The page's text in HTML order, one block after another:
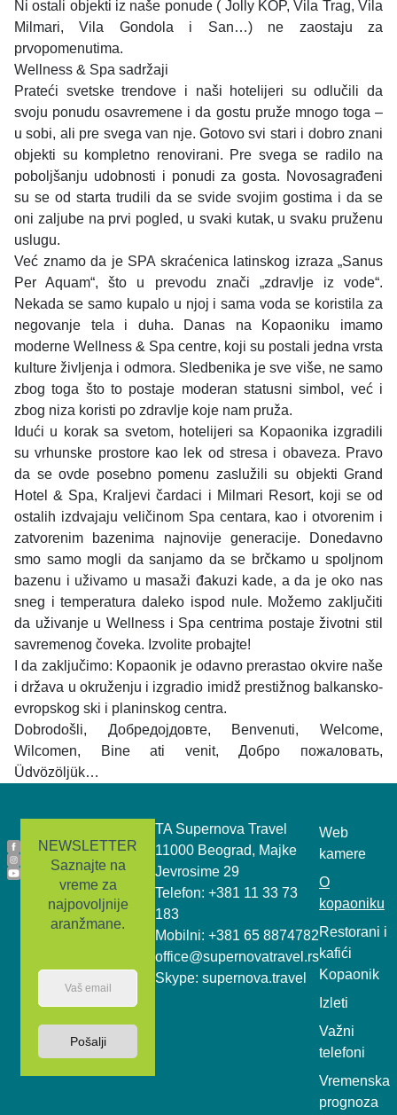
Ni ostali objekti iz naše ponude ( Jolly KOP, Vila Trag, Vila
Milmari, Vila Gondola i San…) ne zaostaju za
prvopomenutima.
Wellness & Spa sadržaji
Prateći svetske trendove i naši hotelijeri su odlučili da
svoju ponudu osavremene i da gostu pruže mnogo toga –
u sobi, ali pre svega van nje. Gotovo svi stari i dobro znani
objekti su kompletno renovirani. Pre svega se radilo na
poboljšanju udobnosti i ponudi za gosta. Novosagrađeni
su se od starta trudili da se svide svojim gostima i da se
oni zaljube na prvi pogled, u svaki kutak, u svaku pruženu
uslugu.
Već znamo da je SPA skraćenica latinskog izraza „Sanus
Per Aquam“, što u prevodu znači „zdravlje iz vode“.
Nekada se samo kupalo u njoj i sama voda se koristila za
negovanje tela i duha. Danas na Kopaoniku imamo
moderne Wellness & Spa centre, koji su postali jedna vrsta
kulture življenja i odmora. Sledbenika je sve više, ne samo
zbog toga što to postaje moderan statusni simbol, već i
zbog niza koristi po zdravlje koje nam pruža.
Idući u korak sa svetom, hotelijeri sa Kopaonika izgradili
su vrhunske prostore kao lek od stresa i obaveza. Pravo
da se ovde posebno pomenu zaslužili su objekti Grand
Hotel & Spa, Kraljevi čardaci i Milmari Resort, koji se od
ostalih izdvajaju veličinom Spa centara, kao i otvorenim i
zatvorenim bazenima najnovije generacije. Donedavno
smo samo mogli da sanjamo da se brčkamo u spoljnom
bazenu i uživamo u masaži đakuzi kade, a da je oko nas
sneg i temperatura daleko ispod nule. Možemo zaključiti
da uživanje u Wellness i Spa centrima postaje životni stil
savremenog čoveka. Izvolite probajte!
I da zaključimo: Kopaonik je odavno prerastao okvire naše
i država u okruženju i izgradio imidž prestižnog balkansko-
evropskog ski i planinskog centra.
Dobrodošli, Добредојдовте, Benvenuti, Welcome,
Wilcomen, Bine ati venit, Добро пожаловать,
Üdvözöljük…
NEWSLETTER
Saznajte na
vreme za
najpovoljnije
aranžmane.
Pošalji
TA Supernova Travel
11000 Beograd, Majke
Jevrosime 29
Telefon: +381 11 33 73
183
Mobilni: +381 65 8874782
office@supernovatravel.rs
Skype: supernova.travel
Web
kamere
O
kopaoniku
Restorani i
kafići
Kopaonik
Izleti
Važni
telefoni
Vremenska
prognoza